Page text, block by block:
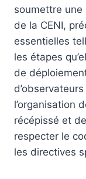
soumettre
de la CENI,
essentielles
les étapes
de
l’organisation
récépissé et
respecter le
les directives